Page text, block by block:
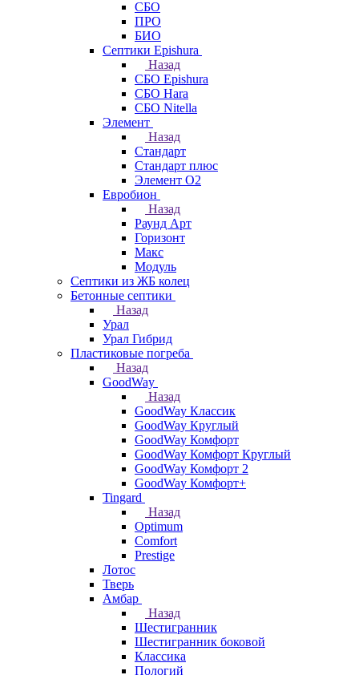
СБО
ПРО
БИО
Септики Epishura
Назад
СБО Epishura
СБО Hara
СБО Nitella
Элемент
Назад
Стандарт
Стандарт плюс
Элемент О2
Евробион
Назад
Раунд Арт
Горизонт
Макс
Модуль
Септики из ЖБ колец
Бетонные септики
Назад
Урал
Урал Гибрид
Пластиковые погреба
Назад
GoodWay
Назад
GoodWay Классик
GoodWay Круглый
GoodWay Комфорт
GoodWay Комфорт Круглый
GoodWay Комфорт 2
GoodWay Комфорт+
Tingard
Назад
Optimum
Comfort
Prestige
Лотос
Тверь
Амбар
Назад
Шестигранник
Шестигранник боковой
Классика
Пологий